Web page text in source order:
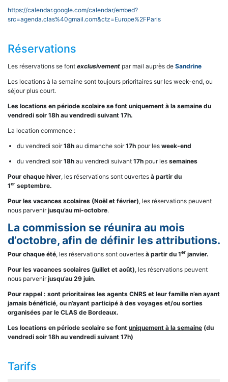
https://calendar.google.com/calendar/embed?
src=agenda.clas%40gmail.com&ctz=Europe%2FParis
Réservations
Les réservations se font exclusivement par mail auprès de Sandrine
Les locations à la semaine sont toujours prioritaires sur les week-end, ou
séjour plus court.
Les locations en période scolaire se font uniquement à la semaine du
vendredi soir 18h au vendredi suivant 17h.
La location commence :
du vendredi soir18h au dimanche soir17h pour les week-end
du vendredi soir18h au vendredi suivant 17h pour les semaines
Pour chaque hiver, les réservations sont ouvertes à partir du
1er septembre.
Pour les vacances scolaires (Noël et février), les réservations peuvent
nous parvenirjusqu’au mi-octobre.
La commission se réunira au mois
d’octobre, afin de définir les attributions.
Pour chaque été, les réservations sont ouvertes à partir du 1er janvier.
Pour les vacances scolaires (juillet et août), les réservations peuvent
nous parvenirjusqu’au 29 juin.
Pour rappel : sont prioritaires les agents CNRS et leur famille n’en ayant
jamais bénéficié, ou n’ayant participé à des voyages et/ou sorties
organisées par le CLAS de Bordeaux.
Les locations en période scolaire se font uniquement à la semaine (du
vendredi soir 18h au vendredi suivant 17h)
Tarifs